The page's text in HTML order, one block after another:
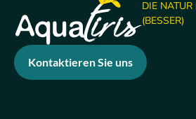
DIE
(BESSER)
Kontaktieren Sie uns